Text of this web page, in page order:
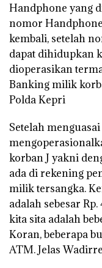
Handphone yang
nomor
kembali, setelah
dapat dihidupkan
dioperasikan
Banking milik
Polda Kepri
Setelah
korban J yakni
ada di rekening
milik tersangka.
adalah sebesar
kita sita adalah
Koran, beberapa
ATM. Jelas